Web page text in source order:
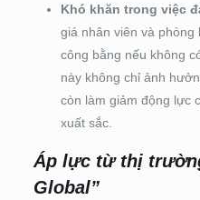
Khó khăn trong việc
giá nhân viên và
công bằng nếu không
này không chỉ ảnh
còn làm giảm động lực
xuất sắc.
Áp lực từ thị
Global”